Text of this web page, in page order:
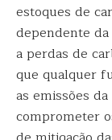
estoques de
dependente
a perdas de
que qualquer
as emissões
comprometer